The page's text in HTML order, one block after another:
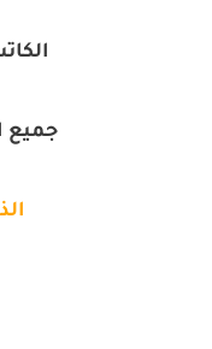
جميع